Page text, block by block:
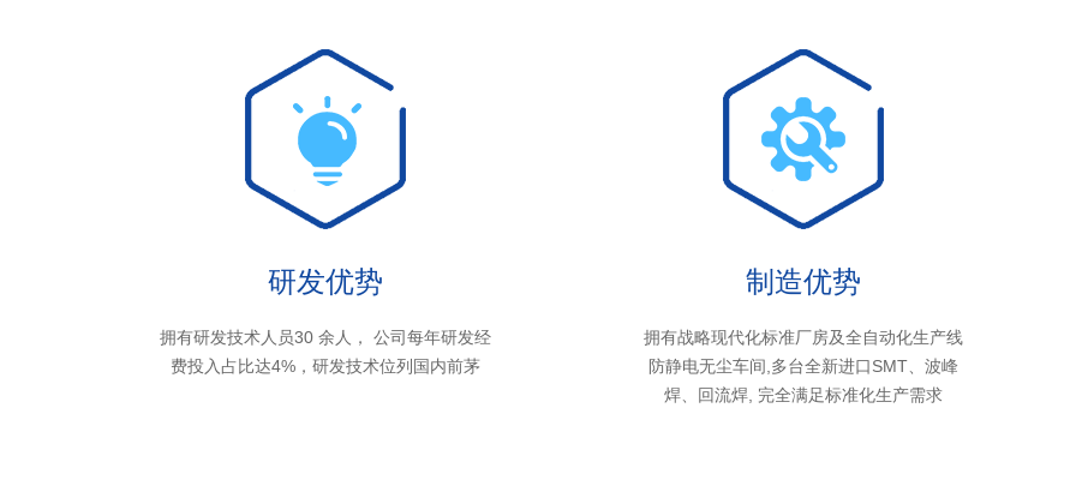
研发优势
拥有研发技术人员30 余人， 公司每年研发经
费投入占比达4%，研发技术位列国内前茅
制造优势
拥有战略现代化标准厂房及全自动化生产线
防静电无尘车间,多台全新进口SMT、波峰
焊、回流焊, 完全满足标准化生产需求